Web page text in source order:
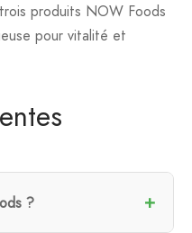
produits NOW Foods
pour vitalité et
?